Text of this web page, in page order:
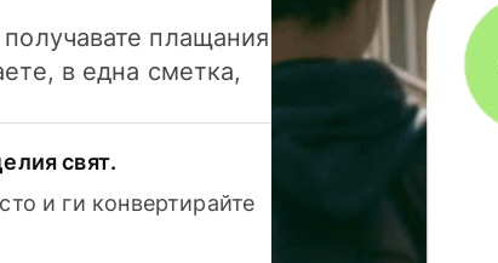
плащания
в една сметка,
свят.
и ги конвертирайте